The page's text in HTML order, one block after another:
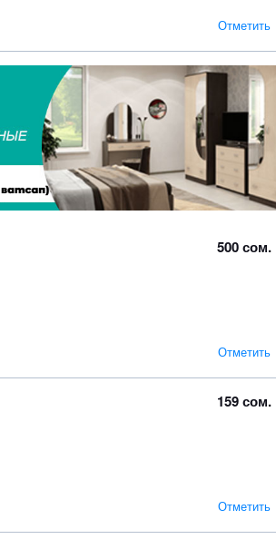
Отметить
500 сом.
Отметить
159 сом.
Отметить